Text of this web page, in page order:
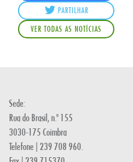
PARTILHAR
VER TODAS AS NOTÍCIAS
Sede:
Rua do Brasil, n.º 155
3030-175 Coimbra
Telefone | 239 708 960.